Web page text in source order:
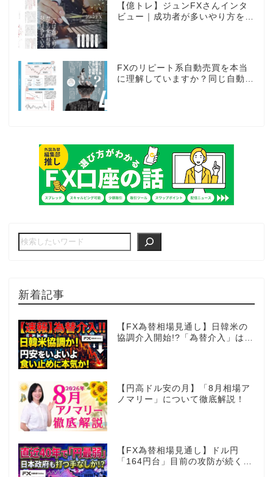
【億トレ】ジュンFXさんインタ
ビュー｜成功者が多いやり方を選
FXのリピート系自動売買を本当
に理解していますか？同じ自動売
新着記事
【FX為替相場見通し】日韓米の
協調介入開始!?「為替介入」はコ
【円高ドル安の月】「8月相場ア
ノマリー」について徹底解説！
【FX為替相場見通し】ドル円
「164円台」目前の攻防が続く！